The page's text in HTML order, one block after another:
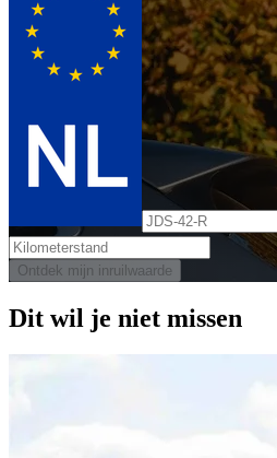
Ontdek mijn inruilwaarde
Dit wil je niet missen